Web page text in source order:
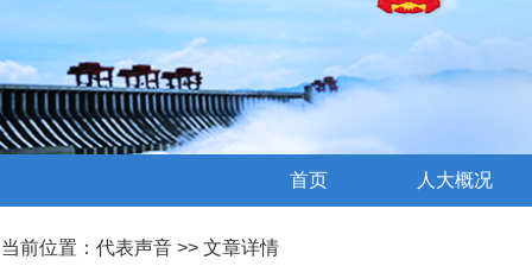
首页 人大概况
当前位置： 代表声音 >> 文章详情